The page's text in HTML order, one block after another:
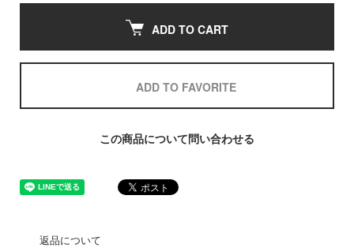
ADD TO CART
ADD TO FAVORITE
この商品について問い合わせる
返品について